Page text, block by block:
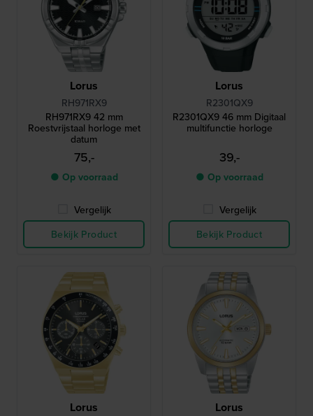
Lorus
RH971RX9
RH971RX9 42 mm
Roestvrijstaal horloge met
datum
75,-
● Op voorraad
Vergelijk
Bekijk Product
Lorus
R2301QX9
R2301QX9 46 mm Digitaal
multifunctie horloge
39,-
● Op voorraad
Vergelijk
Bekijk Product
Lorus Lorus